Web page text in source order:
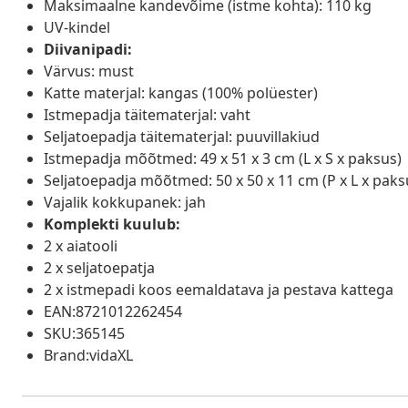
Maksimaalne kandevõime (istme kohta): 110 kg
UV-kindel
Diivanipadi:
Värvus: must
Katte materjal: kangas (100% polüester)
Istmepadja täitematerjal: vaht
Seljatoepadja täitematerjal: puuvillakiud
Istmepadja mõõtmed: 49 x 51 x 3 cm (L x S x paksus)
Seljatoepadja mõõtmed: 50 x 50 x 11 cm (P x L x
Vajalik kokkupanek: jah
Komplekti kuulub:
2 x aiatooli
2 x seljatoepatja
2 x istmepadi koos eemaldatava ja pestava kattega
EAN:8721012262454
SKU:365145
Brand:vidaXL